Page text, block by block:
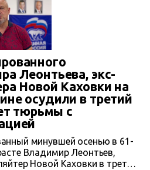
Леонтьева, экс-
Новой Каховки на
осудили в третий
тюрьмы с
минувшей осенью в 61-
Владимир Леонтьев,
Новой Каховки в третий